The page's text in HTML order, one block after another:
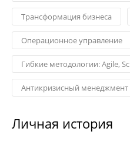
Трансформация бизнеса
Операционное управление
Гибкие методологии: Agile,
Антикризисный менеджмент
Личная история